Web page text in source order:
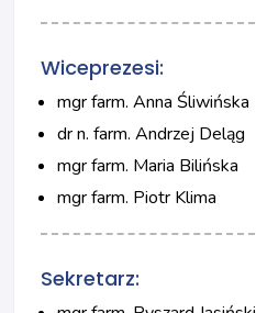
Wiceprezesi:
mgr farm. Anna Śliwińska
dr n. farm. Andrzej Deląg
mgr farm. Maria Bilińska
mgr farm. Piotr Klima
Sekretarz: